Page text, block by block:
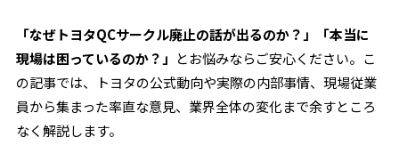
「なぜトヨタQCサークル廃止の話が出るのか？」「本当に
現場は困っているのか？」 とお悩みならご安心ください。こ
の記事では、トヨタの公式動向や実際の内部事情、現場従業
員から集まった率直な意見、業界全体の変化まで余すところ
なく解説します。